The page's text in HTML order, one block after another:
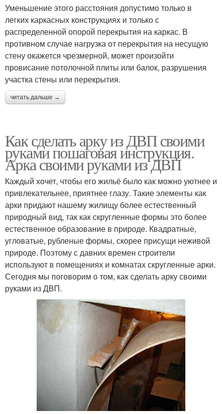
Уменьшение этого расстояния допустимо только в
легких каркасных конструкциях и только с
распределенной опорой перекрытия на каркас. В
противном случае нагрузка от перекрытия на несущую
стену окажется чрезмерной, может произойти
провисание потолочной плиты или балок, разрушения
участка стены или перекрытия.
читать дальше →
Как сделать арку из ДВП своими
руками пошаговая инструкция.
Арка своими руками из ДВП
Каждый хочет, чтобы его жильё было как можно уютнее и
привлекательнее, приятнее глазу. Такие элементы как
арки придают нашему жилищу более естественный
природный вид, так как скругленные формы это более
естественное образование в природе. Квадратные,
угловатые, рубленые формы, скорее присущи неживой
природе. Поэтому с давних времен строители
используют в помещениях и комнатах скругленные арки.
Сегодня мы поговорим о том, как сделать арку своими
руками из ДВП.